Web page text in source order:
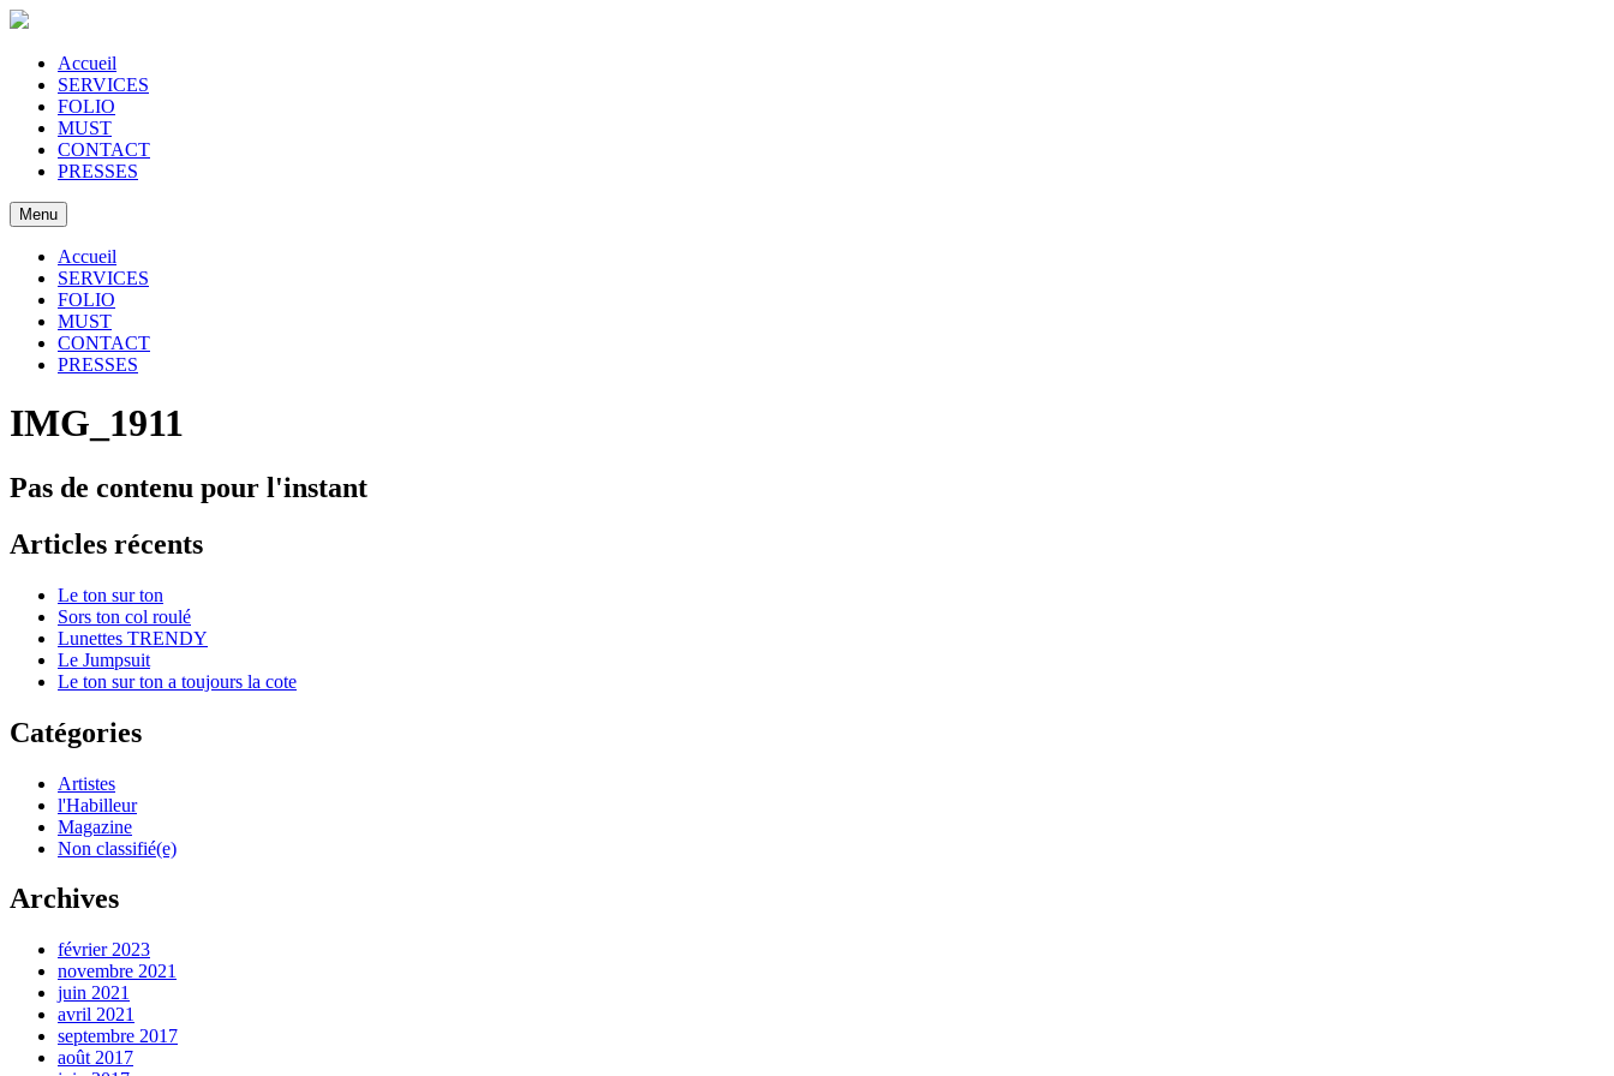
Accueil
SERVICES
FOLIO
MUST
CONTACT
PRESSES
Menu
Accueil
SERVICES
FOLIO
MUST
CONTACT
PRESSES
IMG_1911
Pas de contenu pour l'instant
Articles récents
Le ton sur ton
Sors ton col roulé
Lunettes TRENDY
Le Jumpsuit
Le ton sur ton a toujours la cote
Catégories
Artistes
l'Habilleur
Magazine
Non classifié(e)
Archives
février 2023
novembre 2021
juin 2021
avril 2021
septembre 2017
août 2017